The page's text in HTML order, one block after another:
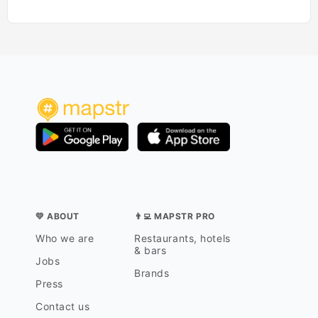
💛 ABOUT
Who we are
Jobs
Press
Contact us
👨‍💻 MAPSTR PRO
Restaurants, hotels
& bars
Brands